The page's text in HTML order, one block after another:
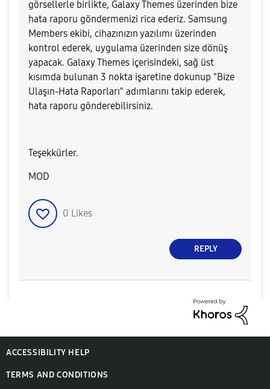
görsellerle birlikte, GalaxyThemes üzerinden bize
hata raporu göndermenizi rica ederiz. Samsung
Members ekibi, cihazınızın yazılımı üzerinden
kontrol ederek, uygulama üzerinden size dönüş
yapacak. Galaxy Themes içerisindeki, sağ üst
kısımda bulunan 3 nokta işaretine dokunup "Bize
Ulaşın-Hata Raporları" adımlarını takip ederek,
hata raporu gönderebilirsiniz.
Teşekkürler.
MOD​
0 Likes
REPLY
ACCESSIBILITY HELP
TERMS AND CONDITIONS